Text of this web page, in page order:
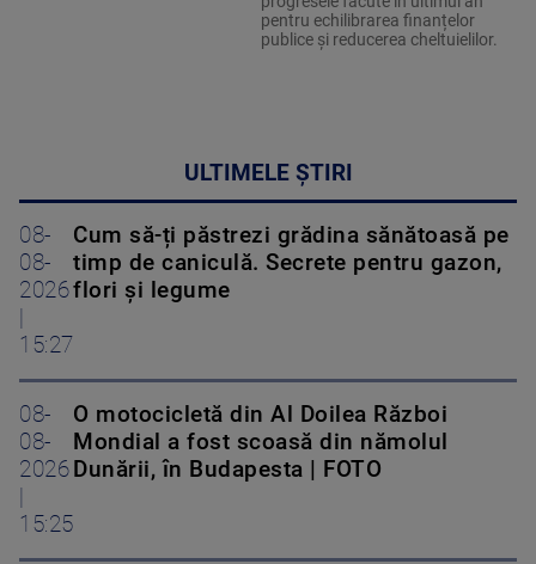
pentru echilibrarea finanțelor
publice și reducerea cheltuielilor.
ULTIMELE ȘTIRI
08-
08-
2026
15:27
Cum să-ți păstrezi grădina sănătoasă pe
timp de caniculă. Secrete pentru gazon,
flori și legume
08-
08-
2026
15:25
O motocicletă din Al Doilea Război
Mondial a fost scoasă din nămolul
Dunării, în Budapesta | FOTO